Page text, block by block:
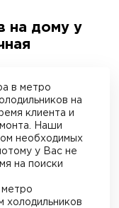
на дому у
в метро
на
клиента и
Наши
необходимых
у Вас не
на поиски
метро
холодильников